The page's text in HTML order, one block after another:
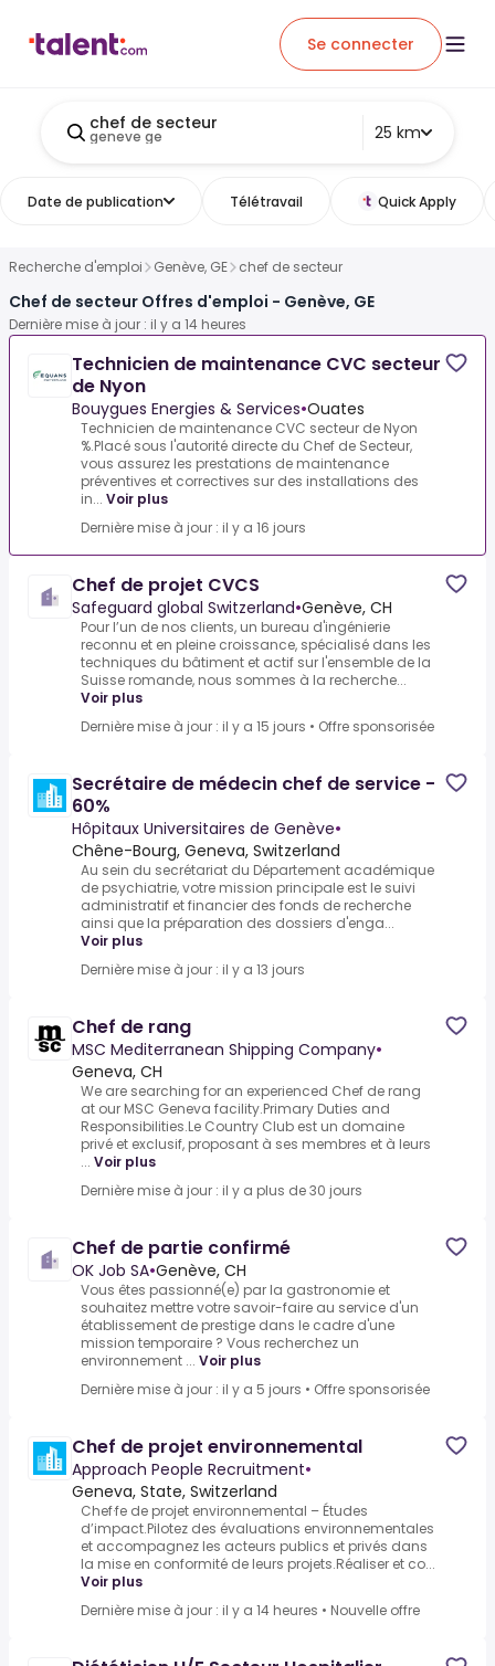
Se connecter
chef de secteur
geneve ge 25 km
Date de publication Télétravail Quick Apply
Recherche d'emploi Genève, GE chef de secteur
Chef de secteur Offres d'emploi - Genève, GE
Dernière mise à jour : il y a 14 heures
Technicien de maintenance CVC secteur
de Nyon
Bouygues Energies & Services•Ouates
Technicien de maintenance CVC secteur de Nyon
%.Placé sous l'autorité directe du Chef de Secteur,
vous assurez les prestations de maintenance
préventives et correctives sur des installations des
in... Voir plus
Dernière mise à jour : il y a 16 jours
Chef de projet CVCS
Safeguard global Switzerland•Genève, CH
Pour l’un de nos clients, un bureau d'ingénierie
reconnu et en pleine croissance, spécialisé dans les
techniques du bâtiment et actif sur l'ensemble de la
Suisse romande, nous sommes à la recherche...
Voir plus
Dernière mise à jour : il y a 15 jours • Offre sponsorisée
Secrétaire de médecin chef de service -
60%
Hôpitaux Universitaires de Genève•
Chêne-Bourg, Geneva, Switzerland
Au sein du secrétariat du Département académique
de psychiatrie, votre mission principale est le suivi
administratif et financier des fonds de recherche
ainsi que la préparation des dossiers d'enga...
Voir plus
Dernière mise à jour : il y a 13 jours
Chef de rang
MSC Mediterranean Shipping Company•
Geneva, CH
We are searching for an experienced Chef de rang
at our MSC Geneva facility.Primary Duties and
Responsibilities.Le Country Club est un domaine
privé et exclusif, proposant à ses membres et à leurs
... Voir plus
Dernière mise à jour : il y a plus de 30 jours
Chef de partie confirmé
OK Job SA•Genève, CH
Vous êtes passionné(e) par la gastronomie et
souhaitez mettre votre savoir-faire au service d'un
établissement de prestige dans le cadre d'une
mission temporaire ? Vous recherchez un
environnement ... Voir plus
Dernière mise à jour : il y a 5 jours • Offre sponsorisée
Chef de projet environnemental
Approach People Recruitment•
Geneva, State, Switzerland
Chef·fe de projet environnemental – Études
d’impact.Pilotez des évaluations environnementales
et accompagnez les acteurs publics et privés dans
la mise en conformité de leurs projets.Réaliser et co...
Voir plus
Dernière mise à jour : il y a 14 heures • Nouvelle offre